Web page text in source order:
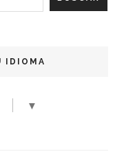
IDIOMA
▼